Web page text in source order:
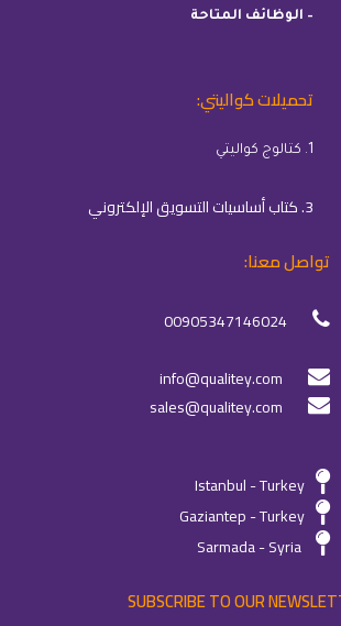
– الوظائف المتاحة
تحميلات كواليتي:
1. كتالوج كواليتي
3. كتاب أساسيات التسويق الإلكتروني
تواصل معنا:
00905347146024
info@qualitey.com
sales@qualitey.com
Istanbul - Turkey
Gaziantep - Turkey
Sarmada - Syria
SUBSCRIBE TO OUR